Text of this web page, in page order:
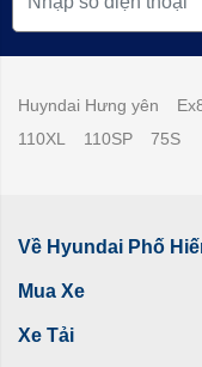
Huyndai Hưng yên
110XL
110SP 75S
Về Hyundai Phố
Mua Xe
Xe Tải